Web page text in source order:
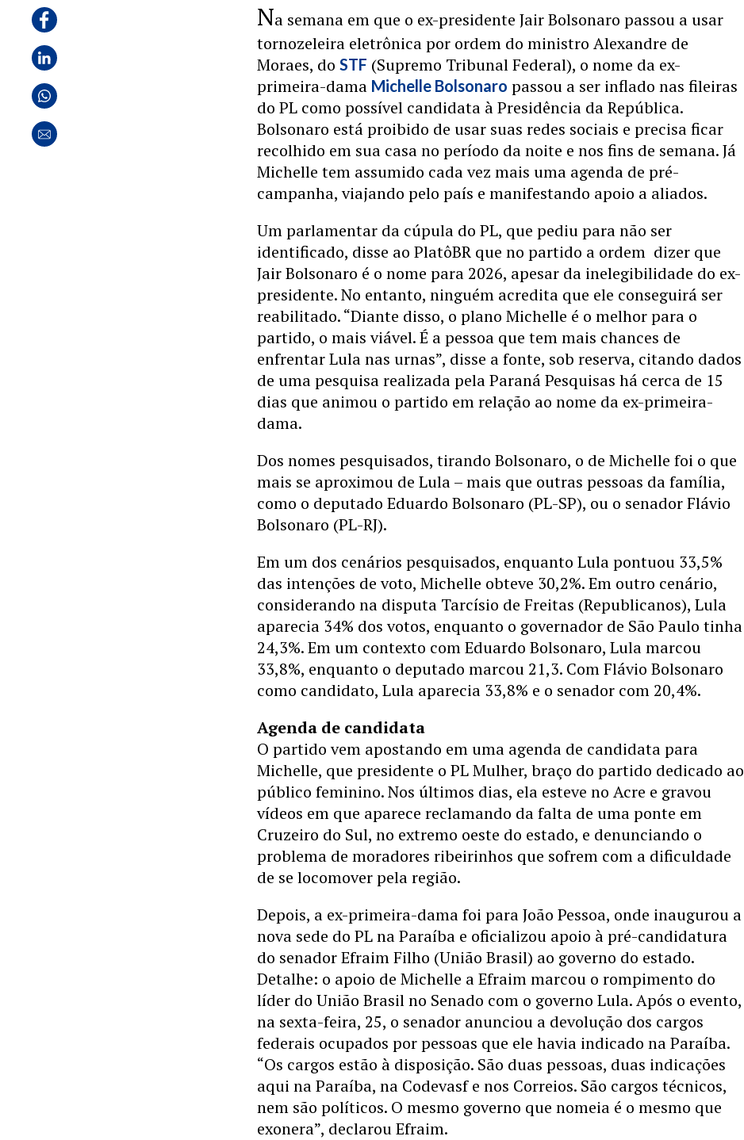
Na semana em que o ex-presidente Jair Bolsonaro passou a usar
tornozeleira eletrônica por ordem do ministro Alexandre de
Moraes, doSTF (Supremo Tribunal Federal), o nome da ex-
primeira-dama Michelle Bolsonaro passou a ser inflado nas fileiras
do PL como possível candidata à Presidência da República.
Bolsonaro está proibido de usar suas redes sociais e precisa ficar
recolhido em sua casa no período da noite e nos fins de semana. Já
Michelle tem assumido cada vez mais uma agenda de pré-
campanha, viajando pelo país e manifestando apoio a aliados.
Um parlamentar da cúpula do PL, que pediu para não ser
identificado, disse ao PlatôBR que no partido a ordem dizer que
Jair Bolsonaro é o nome para 2026, apesar da inelegibilidade do ex-
presidente. No entanto, ninguém acredita que ele conseguirá ser
reabilitado. “Diante disso, o plano Michelle é o melhor para o
partido, o mais viável. É a pessoa que tem mais chances de
enfrentar Lula nas urnas”, disse a fonte, sob reserva, citando dados
de uma pesquisa realizada pela Paraná Pesquisas há cerca de 15
dias que animou o partido em relação ao nome da ex-primeira-
dama.
Dos nomes pesquisados, tirando Bolsonaro, o de Michelle foi o que
mais se aproximou de Lula – mais que outras pessoas da família,
como o deputado Eduardo Bolsonaro (PL-SP), ou o senador Flávio
Bolsonaro (PL-RJ).
Em um dos cenários pesquisados, enquanto Lula pontuou 33,5%
das intenções de voto, Michelle obteve 30,2%. Em outro cenário,
considerando na disputa Tarcísio de Freitas (Republicanos), Lula
aparecia 34% dos votos, enquanto o governador de São Paulo tinha
24,3%. Em um contexto com Eduardo Bolsonaro, Lula marcou
33,8%, enquanto o deputado marcou 21,3. Com Flávio Bolsonaro
como candidato, Lula aparecia 33,8% e o senador com 20,4%.
Agenda de candidata
O partido vem apostando em uma agenda de candidata para
Michelle, que presidente o PL Mulher, braço do partido dedicado ao
público feminino. Nos últimos dias, ela esteve no Acre e gravou
vídeos em que aparece reclamando da falta de uma ponte em
Cruzeiro do Sul, no extremo oeste do estado, e denunciando o
problema de moradores ribeirinhos que sofrem com a dificuldade
de se locomover pela região.
Depois, a ex-primeira-dama foi para João Pessoa, onde inaugurou a
nova sede do PL na Paraíba e oficializou apoio à pré-candidatura
do senador Efraim Filho (União Brasil) ao governo do estado.
Detalhe: o apoio de Michelle a Efraim marcou o rompimento do
líder do União Brasil no Senado com o governo Lula. Após o evento,
na sexta-feira, 25, o senador anunciou a devolução dos cargos
federais ocupados por pessoas que ele havia indicado na Paraíba.
“Os cargos estão à disposição. São duas pessoas, duas indicações
aqui na Paraíba, na Codevasf e nos Correios. São cargos técnicos,
nem são políticos. O mesmo governo que nomeia é o mesmo que
exonera”, declarou Efraim.